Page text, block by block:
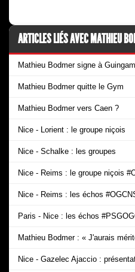
ARTICLES LIÉS AVEC MATHIEU
Mathieu Bodmer signe à
Mathieu Bodmer quitte le Gym
Mathieu Bodmer vers Caen ?
Nice - Lorient : le groupe niçois
Nice - Schalke : les groupes
Nice - Reims : le groupe niçois
Nice - Reims : les échos
Paris - Nice : les échos
Mathieu Bodmer : « J'aurais
Nice - Gazelec Ajaccio :